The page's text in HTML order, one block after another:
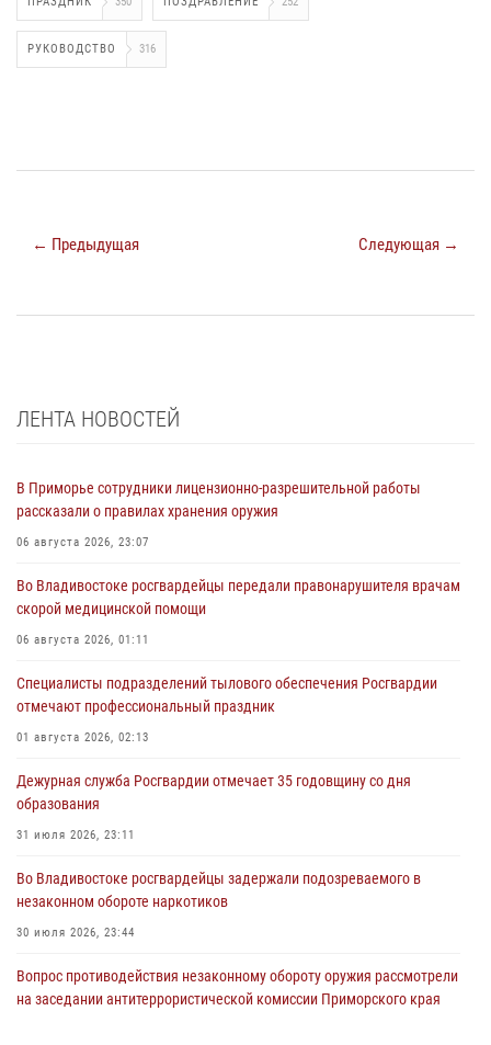
РУКОВОДСТВО 316
← Предыдущая Следующая →
ЛЕНТА НОВОСТЕЙ
В Приморье сотрудники лицензионно-разрешительной работы
рассказали о правилах хранения оружия
06 августа 2026, 23:07
Во Владивостоке росгвардейцы передали правонарушителя врачам
скорой медицинской помощи
06 августа 2026, 01:11
Специалисты подразделений тылового обеспечения Росгвардии
отмечают профессиональный праздник
01 августа 2026, 02:13
Дежурная служба Росгвардии отмечает 35 годовщину со дня
образования
31 июля 2026, 23:11
Во Владивостоке росгвардейцы задержали подозреваемого в
незаконном обороте наркотиков
30 июля 2026, 23:44
Вопрос противодействия незаконному обороту оружия рассмотрели
на заседании антитеррористической комиссии Приморского края